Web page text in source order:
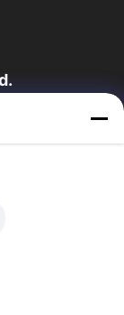
LTD a été
en 2011, située